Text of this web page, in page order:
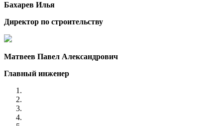
Бахарев Илья
Директор по строительству
Матвеев Павел Александрович
Главный инженер